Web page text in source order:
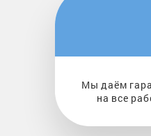
Мы даём
на все